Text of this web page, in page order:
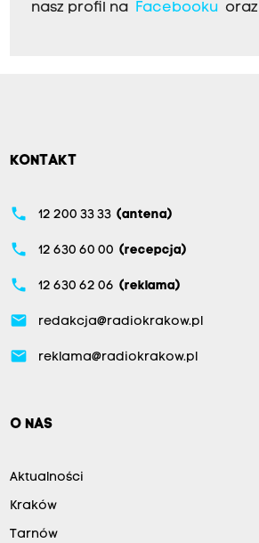
nasz profil na Facebookuoraz
KONTAKT
phone 12 200 33 33 (antena)
phone 12 630 60 00 (recepcja)
phone 12 630 62 06 (reklama)
email redakcja@radiokrakow.pl
email reklama@radiokrakow.pl
O NAS
Aktualności
Kraków
Tarnów